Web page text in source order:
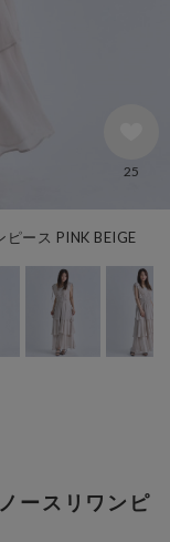
ース PINK BEIGE
25
ースリワンピ